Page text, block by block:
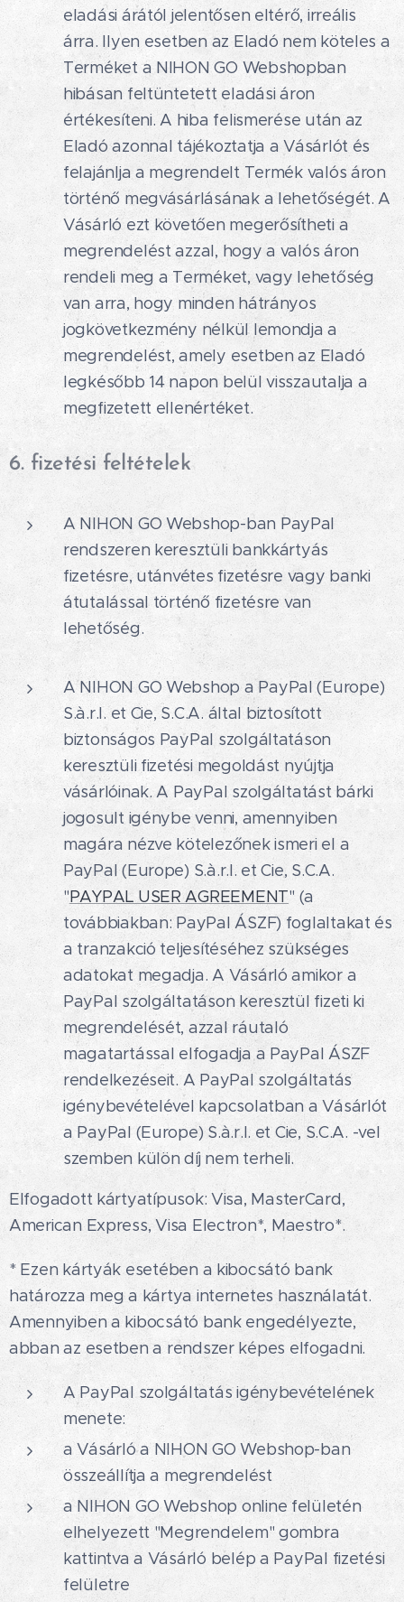
eladási árától jelentősen eltérő, irreális
árra. Ilyen esetben az Eladó nem köteles a
Terméket a NIHON GO Webshopban
hibásan feltüntetett eladási áron
értékesíteni. A hiba felismerése után az
Eladó azonnal tájékoztatja a Vásárlót és
felajánlja a megrendelt Termék valós áron
történő megvásárlásának a lehetőségét. A
Vásárló ezt követően megerősítheti a
megrendelést azzal, hogy a valós áron
rendeli meg a Terméket, vagy lehetőség
van arra, hogy minden hátrányos
jogkövetkezmény nélkül lemondja a
megrendelést, amely esetben az Eladó
legkésőbb 14 napon belül visszautalja a
megfizetett ellenértéket.
6. fizetési feltételek
A NIHON GO Webshop-ban PayPal
rendszeren keresztüli bankkártyás
fizetésre, utánvétes fizetésre vagy banki
átutalással történő fizetésre van
lehetőség.
A NIHON GO Webshop a PayPal (Europe)
S.à.r.l. et Cie, S.C.A. által biztosított
biztonságos PayPal szolgáltatáson
keresztüli fizetési megoldást nyújtja
vásárlóinak. A PayPal szolgáltatást bárki
jogosult igénybe venni, amennyiben
magára nézve kötelezőnek ismeri el a
PayPal (Europe) S.à.r.l. et Cie, S.C.A.
"PAYPAL USER AGREEMENT" (a
továbbiakban: PayPal ÁSZF) foglaltakat és
a tranzakció teljesítéséhez szükséges
adatokat megadja. A Vásárló amikor a
PayPal szolgáltatáson keresztül fizeti ki
megrendelését, azzal ráutaló
magatartással elfogadja a PayPal ÁSZF
rendelkezéseit. A PayPal szolgáltatás
igénybevételével kapcsolatban a Vásárlót
a PayPal (Europe) S.à.r.l. et Cie, S.C.A. -vel
szemben külön díj nem terheli.
Elfogadott kártyatípusok: Visa, MasterCard,
American Express, Visa Electron*, Maestro*.
* Ezen kártyák esetében a kibocsátó bank
határozza meg a kártya internetes használatát.
Amennyiben a kibocsátó bank engedélyezte,
abban az esetben a rendszer képes elfogadni.
A PayPal szolgáltatás igénybevételének
menete:
a Vásárló a NIHON GO Webshop-ban
összeállítja a megrendelést
a NIHON GO Webshop online felületén
elhelyezett "Megrendelem" gombra
kattintva a Vásárló belép a PayPal fizetési
felületre